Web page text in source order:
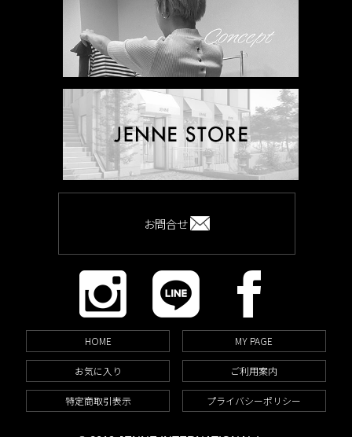
お問合せ
HOME MY PAGE
お気に入り ご利用案内
特定商取引表示 プライバシーポリシー